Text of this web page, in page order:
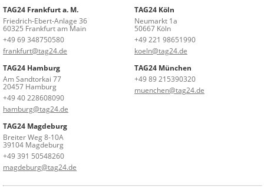
TAG24 Frankfurt a. M.
Friedrich-Ebert-Anlage 36
60325 Frankfurt am Main
+49 69 348750580
frankfurt@tag24.de
TAG24 Köln
Neumarkt 1a
50667 Köln
+49 221 98651990
koeln@tag24.de
TAG24 Hamburg
Am Sandtorkai 77
20457 Hamburg
+49 40 228608090
hamburg@tag24.de
TAG24 München
+49 89 215390320
muenchen@tag24.de
TAG24 Magdeburg
Breiter Weg 8-10A
39104 Magdeburg
+49 391 50548260
magdeburg@tag24.de